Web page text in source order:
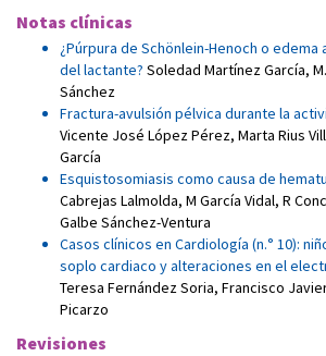
Notas clínicas
¿Púrpura de Schönlein-Henoch o
del lactante? Soledad Martínez García,
Sánchez
Fractura-avulsión pélvica durante la
Vicente José López Pérez, Marta Rius
García
Esquistosomiasis como causa de
Cabrejas Lalmolda, M García Vidal, R
Galbe Sánchez-Ventura
Casos clínicos en Cardiología (n.° 10):
soplo cardiaco y alteraciones en el
Teresa Fernández Soria, Francisco
Picarzo
Revisiones